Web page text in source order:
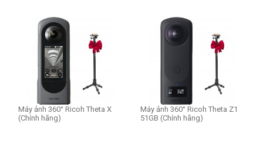
Máy ảnh 360° Ricoh Theta X
(Chính hãng)
Máy ảnh 360° Ricoh Theta Z1
51GB (Chính hãng)